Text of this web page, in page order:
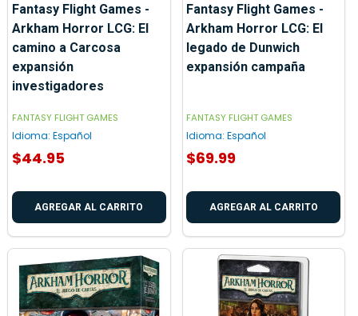
Fantasy Flight Games -
Arkham Horror LCG: El
camino a Carcosa
expansión
investigadores
FANTASY FLIGHT GAMES
Idioma: Español
$44.95
AGREGAR AL CARRITO
Fantasy Flight Games -
Arkham Horror LCG: El
legado de Dunwich
expansión campaña
FANTASY FLIGHT GAMES
Idioma: Español
$69.99
AGREGAR AL CARRITO